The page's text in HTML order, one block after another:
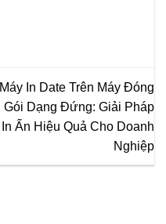
Máy In Date Trên Máy Đóng
Gói Dạng Đứng: Giải Pháp
In Ấn Hiệu Quả Cho Doanh
Nghiệp